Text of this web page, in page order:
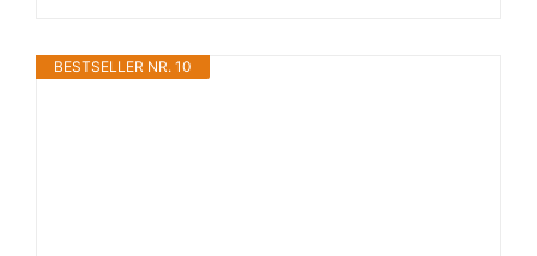
BESTSELLER NR. 10